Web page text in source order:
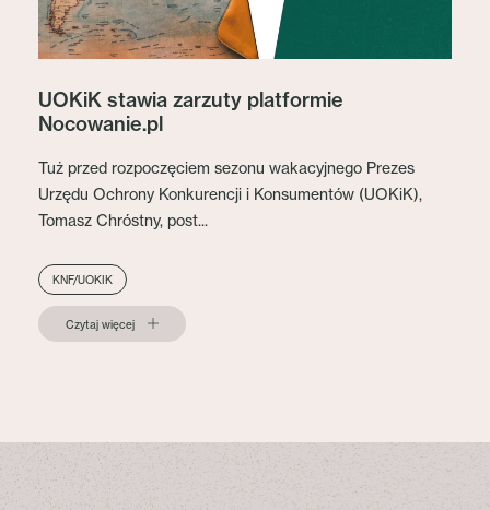
UOKiK stawia zarzuty platformie
Nocowanie.pl
Tuż przed rozpoczęciem sezonu wakacyjnego Prezes
Urzędu Ochrony Konkurencji i Konsumentów (UOKiK),
Tomasz Chróstny, post...
KNF/UOKIK
Czytaj więcej